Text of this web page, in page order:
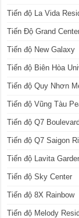
Tiến độ La Vida
Tiến Độ Grand
Tiến độ New Galaxy
Tiến độ Biên Hòa
Tiến độ Quy Nhơn
Tiến độ Vũng Tàu
Tiến độ Q7
Tiến độ Q7 Saigon
Tiến độ Lavita
Tiến độ Sky Center
Tiến độ 8X Rainbow
Tiến độ Melody